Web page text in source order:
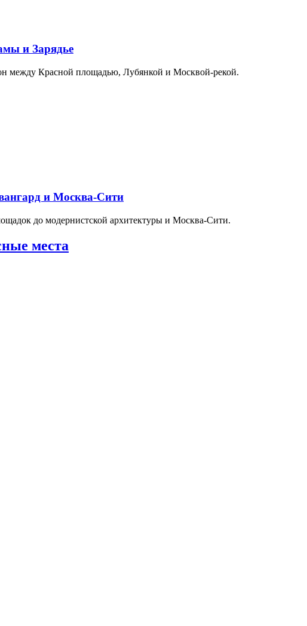
и Зарядье
между Красной площадью, Лубянкой и Москвой-рекой.
и Москва-Сити
до модернистской архитектуры и Москва-Сити.
места